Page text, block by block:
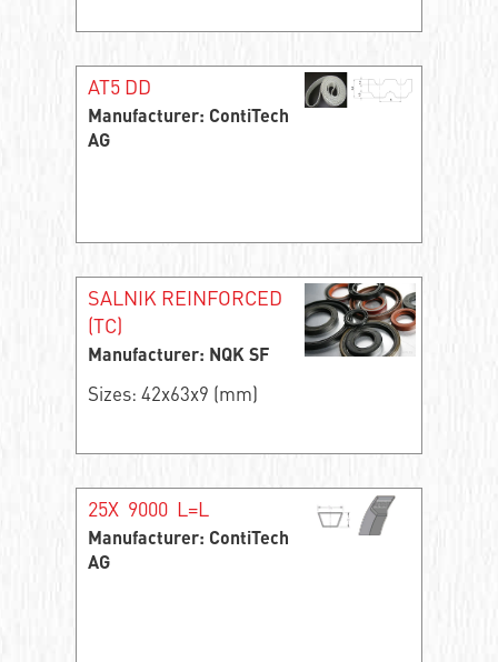
AT5 DD
Manufacturer: ContiTech
AG
SALNIK REINFORCED
(TC)
Manufacturer: NQK SF
Sizes: 42x63x9 (mm)
25X 9000 L=L
Manufacturer: ContiTech
AG